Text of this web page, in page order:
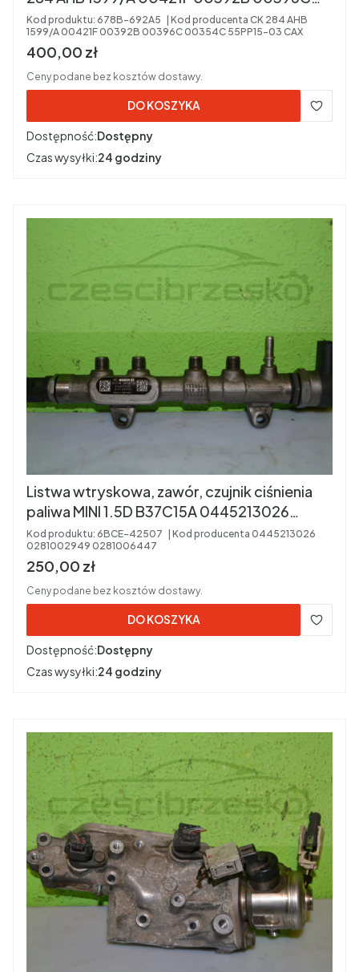
00354C 55PP15-03 Kod Silnika: CAX
Kod produktu: 678B-692A5 Kod producenta CK 284 AHB
1599/A 00421F 00392B 00396C 00354C 55PP15-03 CAX
Cena brutto
400,00 zł
Ceny podane bez kosztów dostawy.
DO KOSZYKA
Dostępność:Dostępny
Czas wysyłki:24 godziny
Listwa wtryskowa, zawór, czujnik ciśnienia
paliwa MINI 1.5D B37C15A 0445213026
0281002949 0281006447
Kod produktu: 6BCE-42507 Kod producenta 0445213026
0281002949 0281006447
Cena brutto
250,00 zł
Ceny podane bez kosztów dostawy.
DO KOSZYKA
Dostępność:Dostępny
Czas wysyłki:24 godziny